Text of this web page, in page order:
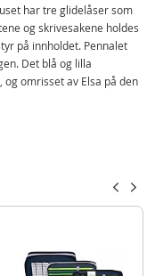
har tre glidelåser som
og skrivesakene holdes
på innholdet. Pennalet
Det blå og lilla
omrisset av Elsa på den